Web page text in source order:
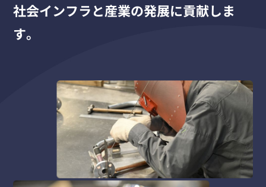
社会インフラと産業の発展に貢献しま
す。